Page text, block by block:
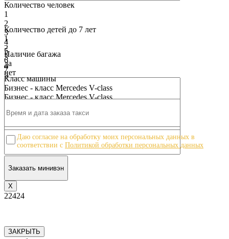
Количество человек
1
2
3
4
5
6
7
8
9
10
Количество детей до 7 лет
1
2
3
4
5
6
7
9
Наличие багажа
да
нет
Класс машины
Бизнес - класс Mercedes V-class
Бизнес - класс Mercedes V-class
Даю согласие на обработку моих персональных данных в
соответствии с Политикой обработки персональных данных
Х
22424
ЗАКРЫТЬ